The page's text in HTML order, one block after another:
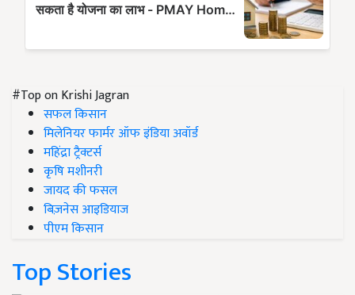
#Top on Krishi Jagran
सफल किसान
मिलेनियर फार्मर ऑफ इंडिया अवॉर्ड
महिंद्रा ट्रैक्टर्स
कृषि मशीनरी
जायद की फसल
बिज़नेस आइडियाज
पीएम किसान
Top Stories